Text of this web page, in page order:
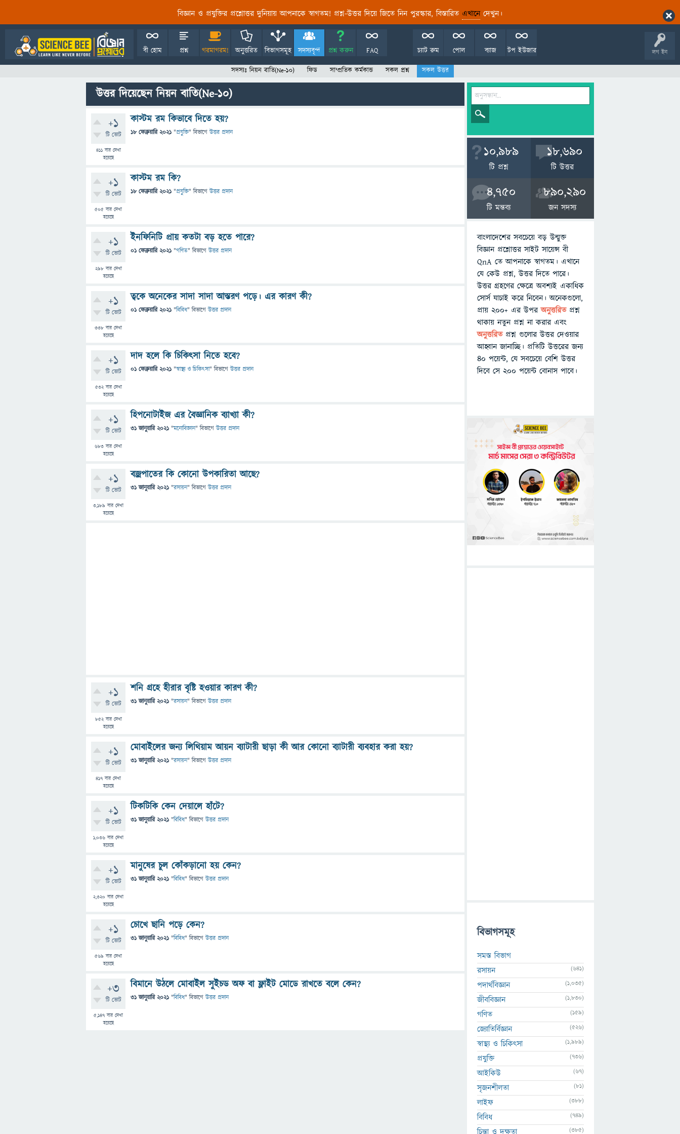
বিজ্ঞান ও প্রযুক্তির প্রশ্নোত্তর দুনিয়ায় আপনাকে স্বাগতম! প্রশ্ন-উত্তর দিয়ে জিতে নিন পুরস্কার, বিস্তারিত এখানেদেখুন।
লগ ইন
বী হোম প্রশ্ন গরমাগরম! অনুত্তরিত বিভাগসমূহ সদস্যবৃন্দ প্রশ্ন করুন FAQ টপ ইউজার
ব্যাজ
পোল
চ্যাট রুম
সদস্যঃ নিয়ন বাতি(Ne-10) ফিড সাম্প্রতিক কর্মকান্ড সকল প্রশ্ন সকল উত্তর
উত্তর দিয়েছেন নিয়ন বাতি(Ne-10)
+1
টি ভোট
411বার দেখা
হয়েছে
কাস্টম রম কিভাবে দিতে হয়?
18 ফেব্রুয়ারি 2021 "প্রযুক্তি" বিভাগে উত্তর প্রদান
+1
টি ভোট
505 বার দেখা
হয়েছে
কাস্টম রম কি?
18 ফেব্রুয়ারি 2021 "প্রযুক্তি" বিভাগে উত্তর প্রদান
+1
টি ভোট
298বার দেখা
হয়েছে
ইনফিনিটি প্রায় কতটা বড় হতে পারে?
01 ফেব্রুয়ারি 2021 "গণিত" বিভাগে উত্তর প্রদান
+1
টি ভোট
338 বার দেখা
হয়েছে
ত্বকে অনেকের সাদা সাদা আস্তরণ পড়ে। এর কারণ কী?
01 ফেব্রুয়ারি 2021 "বিবিধ" বিভাগে উত্তর প্রদান
+1
টি ভোট
532বার দেখা
হয়েছে
দাদ হলে কি চিকিৎসা নিতে হবে?
01 ফেব্রুয়ারি 2021 "স্বাস্থ্য ও চিকিৎসা" বিভাগে উত্তর প্রদান
+1
টি ভোট
683 বার দেখা
হয়েছে
হিপনোটাইজ এর বৈজ্ঞানিক ব্যাখ্যা কী?
31 জানুয়ারি 2021 "মনোবিজ্ঞান" বিভাগে উত্তর প্রদান
+1
টি ভোট
3,189 বার দেখা
হয়েছে
বজ্রপাতের কি কোনো উপকারিতা আছে?
31 জানুয়ারি 2021 "রসায়ন" বিভাগে উত্তর প্রদান
+1
টি ভোট
852বার দেখা
হয়েছে
শনি গ্রহে হীরার বৃষ্টি হওয়ার কারণ কী?
31 জানুয়ারি 2021 "রসায়ন" বিভাগে উত্তর প্রদান
+1
টি ভোট
417 বার দেখা
হয়েছে
মোবাইলের জন্য লিথিয়াম আয়ন ব্যাটারী ছাড়া কী আর কোনো ব্যাটারী ব্যবহার করা হয়?
31 জানুয়ারি 2021 "রসায়ন" বিভাগে উত্তর প্রদান
+1
টি ভোট
1,036 বার দেখা
হয়েছে
টিকটিকি কেন দেয়ালে হাঁটে?
31 জানুয়ারি 2021 "বিবিধ" বিভাগে উত্তর প্রদান
+1
টি ভোট
2,320 বার দেখা
হয়েছে
মানুষের চুল কোঁকড়ানো হয় কেন?
31 জানুয়ারি 2021 "বিবিধ" বিভাগে উত্তর প্রদান
+1
টি ভোট
569 বার দেখা
হয়েছে
চোখে ছানি পড়ে কেন?
31 জানুয়ারি 2021 "বিবিধ" বিভাগে উত্তর প্রদান
+3
টি ভোট
5,147 বার দেখা
হয়েছে
বিমানে উঠলে মোবাইল সুইচড অফ বা ফ্লাইট মোডে রাখতে বলে কেন?
31 জানুয়ারি 2021 "বিবিধ" বিভাগে উত্তর প্রদান
10,989
টি প্রশ্ন
18,690
টি উত্তর
4,750
টি মন্তব্য
890,290
জন সদস্য
বাংলাদেশের সবচেয়ে বড় উন্মুক্ত
বিজ্ঞান প্রশ্নোত্তর সাইট সায়েন্স বী
QnA তে আপনাকে স্বাগতম। এখানে
যে কেউ প্রশ্ন, উত্তর দিতে পারে।
উত্তর গ্রহণের ক্ষেত্রে অবশ্যই একাধিক
সোর্স যাচাই করে নিবেন। অনেকগুলো,
প্রায় ২০০+ এর উপরঅনুত্তরিতপ্রশ্ন
থাকায় নতুন প্রশ্ন না করার এবং
অনুত্তরিত প্রশ্ন গুলোর উত্তর দেওয়ার
আহ্বান জানাচ্ছি। প্রতিটি উত্তরের জন্য
৪০ পয়েন্ট, যে সবচেয়ে বেশি উত্তর
দিবে সে ২০০ পয়েন্ট বোনাস পাবে।
বিভাগসমূহ
সমস্ত বিভাগ
রসায়ন
(641)
পদার্থবিজ্ঞান (1,035)
জীববিজ্ঞান (1,830)
গণিত (159)
জ্যোতির্বিজ্ঞান (526)
স্বাস্থ্য ও চিকিৎসা (1,989)
প্রযুক্তি (736)
আইকিউ (67)
সৃজনশীলতা (81)
লাইফ (388)
বিবিধ (749)
চিন্তা ও দক্ষতা (385)